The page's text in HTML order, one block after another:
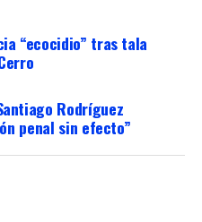
“ecocidio” tras tala
Rodríguez
penal sin efecto”